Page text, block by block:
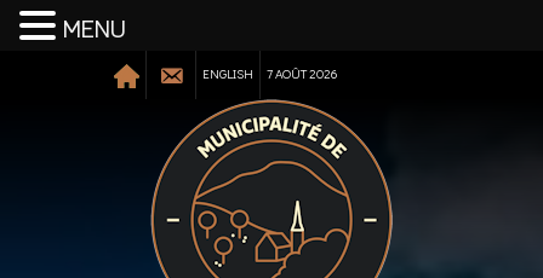
ENGLISH 7 AOÛT 2026
MENU